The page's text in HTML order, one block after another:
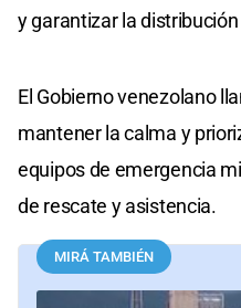
y garantizar la
El Gobierno venezolano
mantener la calma y
equipos de emergencia
de rescate y asistencia.
MIRÁ TAMBIÉN